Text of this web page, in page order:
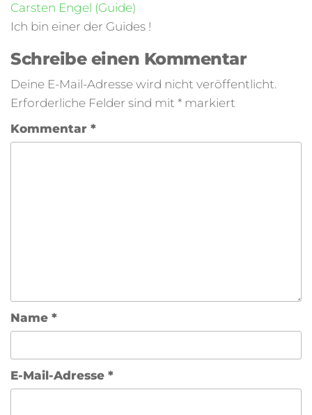
Carsten Engel (Guide)
Ich bin einer der Guides !
Schreibe einen Kommentar
Deine E-Mail-Adresse wird nicht veröffentlicht.
Erforderliche Felder sind mit * markiert
Kommentar *
Name *
E-Mail-Adresse *